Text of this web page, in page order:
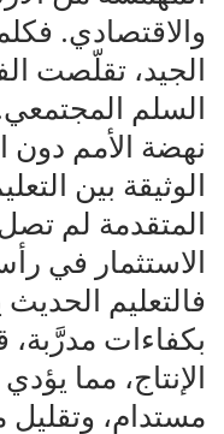
والاقتصادي.
الجيد، تقلّصت
السلم
نهضة الأمم دون
الوثيقة بين
المتقدمة لم
الاستثمار في
فالتعليم
بكفاءات مدرَّبة،
الإنتاج، مما
مستدام، وتقليل